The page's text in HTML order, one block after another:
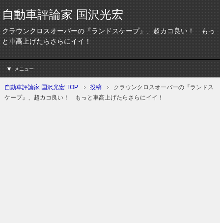
自動車評論家 国沢光宏
クラウンクロスオーバーの『ランドスケープ』、超カコ良い！ もっ
と車高上げたらさらにイイ！
メニュー
自動車評論家 国沢光宏 TOP 投稿
クラウンクロスオーバーの『ランドス
ケープ』、超カコ良い！ もっと車高上げたらさらにイイ！